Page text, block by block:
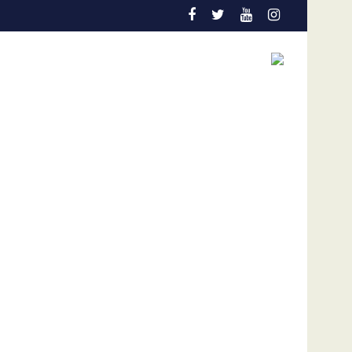
coyunturapor afectaciones a la salud mental de los niños
Vozinha genera furor en su presentación en el Colo